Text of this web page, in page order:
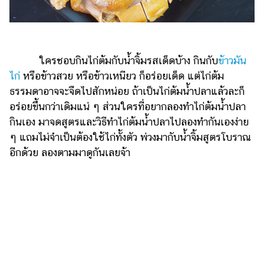
หนัง
ละคร
บันเทิง
เกาหลี
ไลฟ์
ไตล์
ใครชอบกินไก่ต้มกับน้ำจิ้มรสเด็ดบ้าง กินกับข้าวมัน
ไก่ หรือข้าวสวย หรือข้าวเหนียว ก็อร่อยเด็ด แต่ไก่ต้ม
ธรรมดาอาจจะจืดไปสักหน่อย ถ้าเป็นไก่ต้มน้ำปลาแล้วละก็
อร่อยขึ้นกว่าเดิมแน่ ๆ ส่วนใครที่อยากลองทำไก่ต้มน้ำปลา
กินเอง มาจดสูตรและวิธีทำไก่ต้มน้ำปลาไปลองทำกันเองง่าย
ๆ แถมไม่จำเป็นต้องใช้ไก่ทั้งตัว พ่วงมากับน้ำจิ้มสูตรโบราณ
อีกด้วย ลองตามมาดูกันเลยจ้า